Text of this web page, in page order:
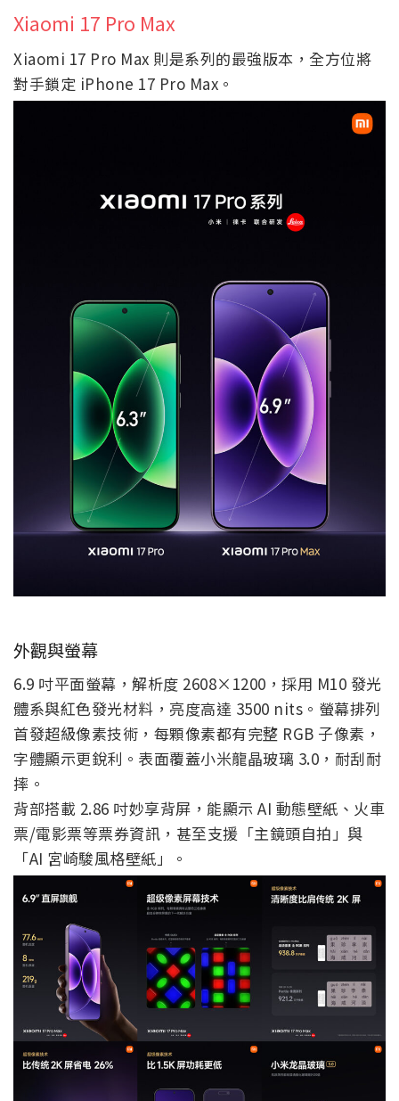
Xiaomi 17 Pro Max
Xiaomi 17 Pro Max 則是系列的最強版本，全方位將
對手鎖定 iPhone 17 Pro Max。
外觀與螢幕
6.9 吋平面螢幕，解析度 2608×1200，採用 M10 發光
體系與紅色發光材料，亮度高達 3500 nits。螢幕排列
首發超級像素技術，每顆像素都有完整 RGB 子像素，
字體顯示更銳利。表面覆蓋小米龍晶玻璃 3.0，耐刮耐
摔。
背部搭載 2.86 吋妙享背屏，能顯示 AI 動態壁紙、火車
票/電影票等票券資訊，甚至支援「主鏡頭自拍」與
「AI 宮崎駿風格壁紙」。